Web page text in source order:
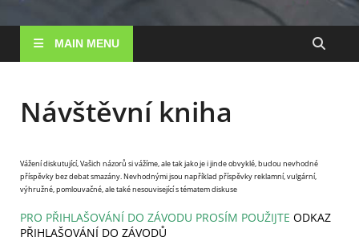
MAIN MENU
Návštěvní kniha
Vážení diskutující, Vašich názorů si vážíme, ale tak jako je i jinde obvyklé, budou nevhodné
příspěvky bez debat smazány. Nevhodnými jsou například příspěvky reklamní, vulgární,
výhružné, pomlouvačné, ale také nesouvisející s tématem diskuse
PRO PŘIHLAŠOVÁNÍ DO ZÁVODU PROSÍM POUŽIJTE ODKAZ
PŘIHLAŠOVÁNÍ DO ZÁVODŮ